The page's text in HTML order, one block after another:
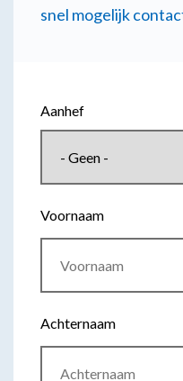
snel mogelijk
Aanhef
Voornaam
Achternaam